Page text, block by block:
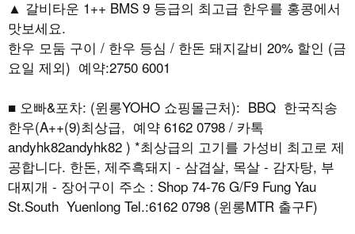
▲ 갈비타운 1++ BMS 9 등급의 최고급 한우를 홍콩에서
맛보세요.
한우 모둠 구이 / 한우 등심 / 한돈 돼지갈비 20% 할인 (금
요일 제외) 예약:2750 6001
■ 오빠&포차: (윈롱YOHO 쇼핑몰근처): BBQ 한국직송
한우(A++(9)최상급, 예약 6162 0798 / 카톡
andyhk82andyhk82 ) *최상급의 고기를 가성비 최고로 제
공합니다. 한돈, 제주흑돼지 - 삼겹살, 목살 - 감자탕, 부
대찌개 - 장어구이 주소 : Shop 74-76 G/F9 Fung Yau
St.South Yuenlong Tel.:6162 0798 (윈롱MTR 출구F)